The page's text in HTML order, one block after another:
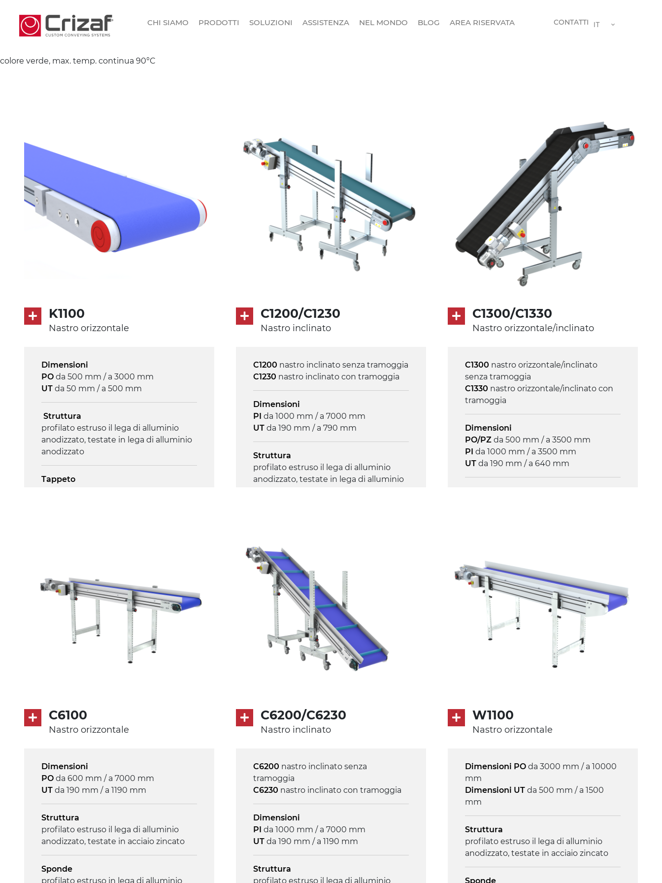
CHI SIAMO PRODOTTI SOLUZIONI ASSISTENZA NEL MONDO BLOG AREA RISERVATA CONTATTI IT
colore verde, max. temp. continua 90°C
K1100
Nastro orizzontale
Dimensioni
PO da 500 mm / a 3000 mm
UT da 50 mm / a 500 mm
Struttura
profilato estruso il lega di alluminio
anodizzato, testate in lega di alluminio
anodizzato
Tappeto
Velocità
4.5 m/minuto
C1200/C1230
Nastro inclinato
C1200 nastro inclinato senza tramoggia
C1230 nastro inclinato con tramoggia
Dimensioni
PI da 1000 mm / a 7000 mm
UT da 190 mm / a 790 mm
Struttura
profilato estruso il lega di alluminio
anodizzato, testate in lega di alluminio
Supporti di sostegno
cannocchiali con cerniere in lega di
alluminio pressofuso, gambe in
tubolare in metallo zincato, ruote
pivottanti con/senza freno (2+2)
Tappeto
PVC superficie quadrangolare verde
diretta in traino (lato sinistro), motore
asincrono trifase multi tensione
230/400Vac-50Hz-3F
3.4 m/minuto
motore
C1300/C1330
Nastro orizzontale/inclinato
C1300 nastro orizzontale/inclinato
senza tramoggia
C1330 nastro orizzontale/inclinato con
tramoggia
Dimensioni
PO/PZda 500 mm / a 3500 mm
PI da 1000 mm / a 3500 mm
UTda 190 mm / a 640 mm
profilato estruso in lega di alluminio
anodizzato
Supporti di sostegno
cannocchiali con cerniere in lega di
alluminio pressofuso, gambe in
tubolare in metallo zincato, ruote
pivottanti con/senza freno (2+2)
Trasmissione
diretta in traino (lato sinistro),
Velocità
3.4 m/minuto
on/off, E-Stop, protezione termica
motore
C6100
Nastro orizzontale
Dimensioni
PO da 600 mm / a 7000 mm
UT da 190 mm / a 1190 mm
Struttura
profilato estruso il lega di alluminio
anodizzato, testate in acciaio zincato
Sponde
profilato estruso in lega di alluminio
C6200/C6230
Nastro inclinato
C6200 nastro inclinato senza
tramoggia
C6230 nastro inclinato con tramoggia
Dimensioni
PI da 1000 mm / a 7000 mm
UT da 190 mm / a 1190 mm
Struttura
profilato estruso il lega di alluminio
W1100
Nastro orizzontale
Dimensioni POda 3000 mm / a 10000
mm
Dimensioni UTda 500 mm / a 1500
mm
Struttura
profilato estruso il lega di alluminio
anodizzato, testate in acciaio zincato
Sponde